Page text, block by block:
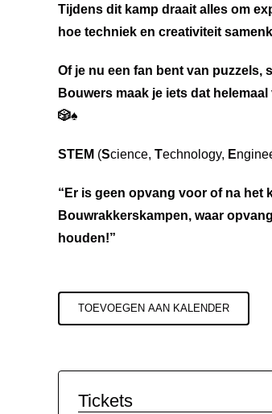
Tijdens dit kamp draait alles om
hoe techniek en creativiteit
Of je nu een fan bent van
Bouwers maak je iets dat
🎲♠️
STEM (Science, Technology, E
“Er is geen opvang voor of na het
Bouwrakkerskampen, waar
houden!”
TOEVOEGEN AAN KALENDER
Tickets